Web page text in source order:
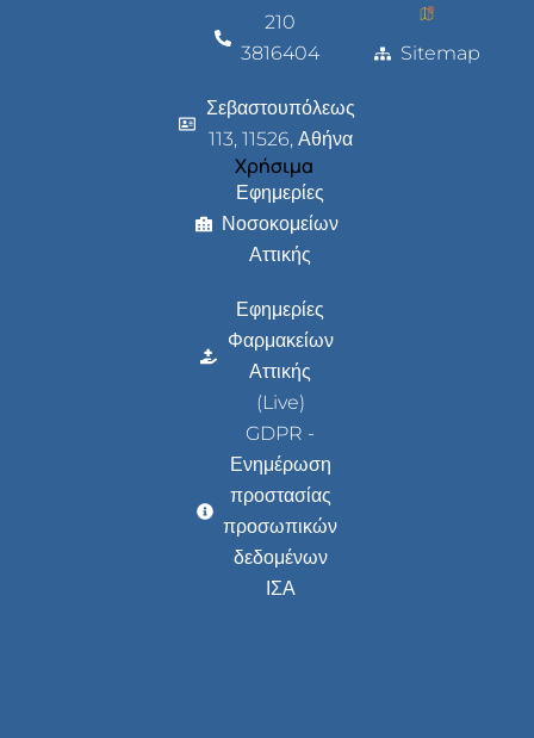
210
3816404
Σεβαστουπόλεως
113, 11526, Αθήνα
Χρήσιμα
Εφημερίες
Νοσοκομείων
Αττικής
Εφημερίες
Φαρμακείων
Αττικής
(Live)
GDPR -
Ενημέρωση
προστασίας
προσωπικών
δεδομένων
ΙΣΑ
Sitemap